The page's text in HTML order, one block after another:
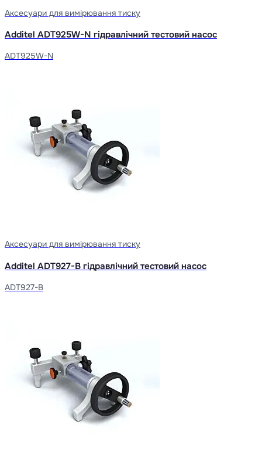
Аксесуари для вимірювання тиску
Additel ADT925W-N гідравлічний тестовий насос
ADT925W-N
Аксесуари для вимірювання тиску
Additel ADT927-B гідравлічний тестовий насос
ADT927-B